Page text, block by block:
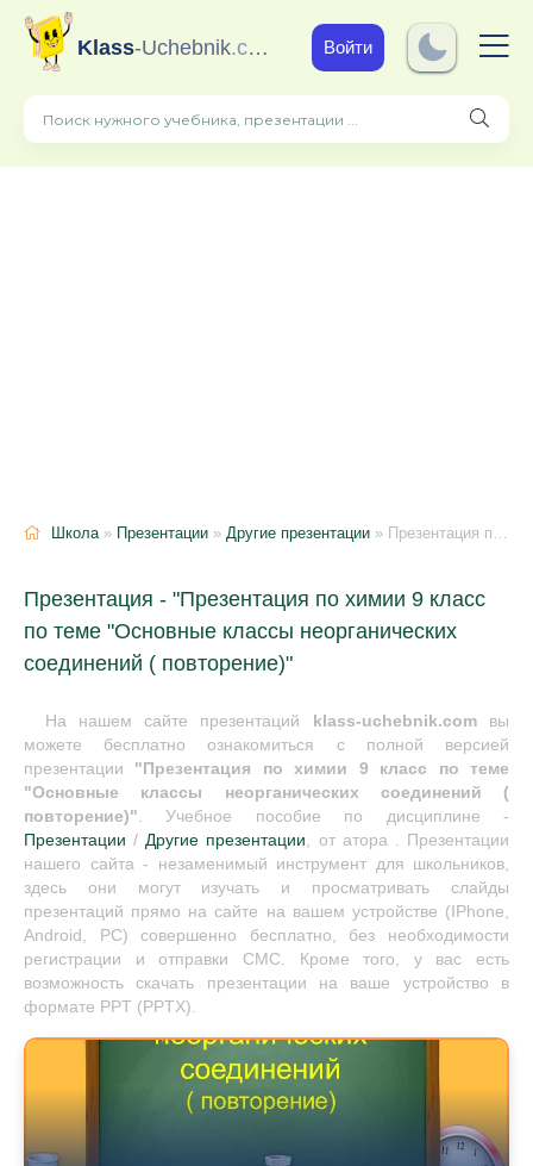
Klass-Uchebnik.com Войти
Школа» Презентации » Другие презентации » Презентация по химии 9 класс по теме "Основные классы неорганических соединений ( повторение)
Презентация - "Презентация по химии 9 класс
по теме "Основные классы неорганических
соединений ( повторение)"
На нашем сайте презентаций klass-uchebnik.comвы
можете бесплатно ознакомиться с полной версией
презентации "Презентация по химии 9 класс по теме
"Основные классы неорганических соединений (
повторение)". Учебное пособие по дисциплине -
Презентации /Другие презентации, от атора . Презентации
нашего сайта - незаменимый инструмент для школьников,
здесь они могут изучать и просматривать слайды
презентаций прямо на сайте на вашем устройстве (IPhone,
Android, PC) совершенно бесплатно, без необходимости
регистрации и отправки СМС. Кроме того, у вас есть
возможность скачать презентации на ваше устройство в
формате PPT (PPTX).